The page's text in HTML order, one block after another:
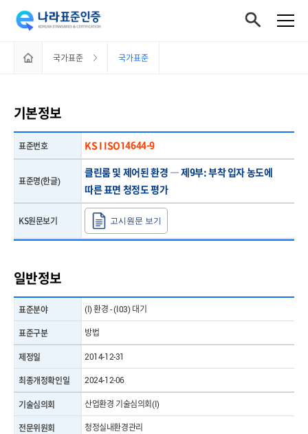
이동하기
국가표준 국가표준
기본정보
표준번호 KS I ISO14644-9
표준명(한글)
클린룸 및 제어된 환경 ― 제9부: 부착 입자 농도에
따른 표면 청정도 평가
KS원문보기 고시원문 보기
일반정보
표준분야 (I) 환경 - (I03) 대기
표준구분 방법
제정일 2014-12-31
최종개정확인일 2024-12-06
기술심의회 산업환경 기술심의회(I)
전문위원회 청정실내환경관리